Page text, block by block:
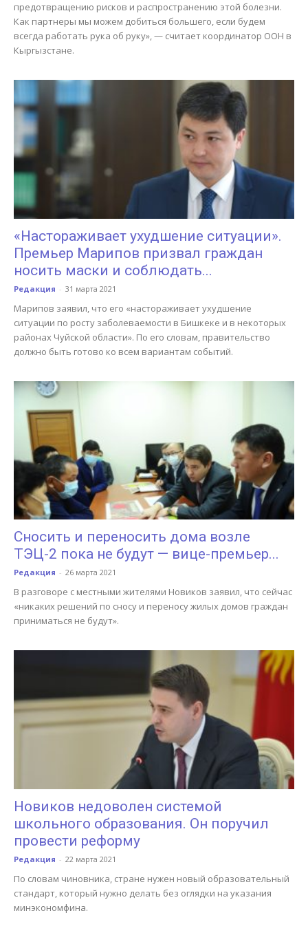
предотвращению рисков и распространению этой болезни.
Как партнеры мы можем добиться большего, если будем
всегда работать рука об руку», — считает координатор ООН в
Кыргызстане.
«Настораживает ухудшение ситуации».
Премьер Марипов призвал граждан
носить маски и соблюдать...
Редакция - 31 марта 2021
Марипов заявил, что его «настораживает ухудшение
ситуации по росту заболеваемости в Бишкеке и в некоторых
районах Чуйской области». По его словам, правительство
должно быть готово ко всем вариантам событий.
Сносить и переносить дома возле
ТЭЦ-2 пока не будут — вице-премьер...
Редакция - 26 марта 2021
В разговоре с местными жителями Новиков заявил, что сейчас
«никаких решений по сносу и переносу жилых домов граждан
приниматься не будут».
Новиков недоволен системой
школьного образования. Он поручил
провести реформу
Редакция - 22 марта 2021
По словам чиновника, стране нужен новый образовательный
стандарт, который нужно делать без оглядки на указания
минэкономфина.